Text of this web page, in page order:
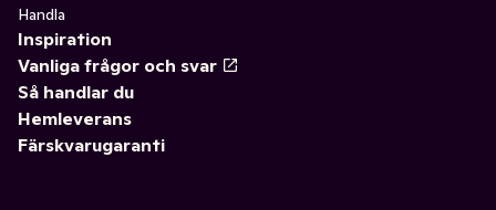
Handla
Inspiration
Vanliga frågor och svar
Så handlar du
Hemleverans
Färskvarugaranti